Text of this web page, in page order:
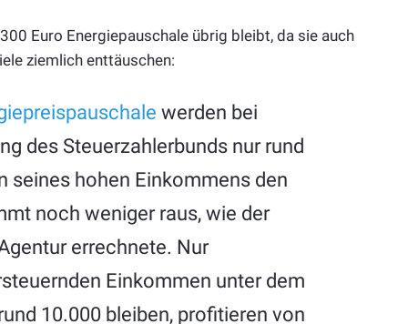
Euro Energiepauschale übrig bleibt, da sie auch
ziemlich enttäuschen:
werden bei
des Steuerzahlerbunds nur rund
seines hohen Einkommens den
noch weniger raus, wie der
errechnete. Nur
Einkommen unter dem
10.000 bleiben, profitieren von